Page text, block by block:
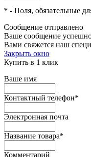
* - Поля, обязательные
Сообщение отправлено
Ваше сообщение
Вами свяжется наш
Закрыть окно
Купить в 1 клик
Ваше имя
Контактный телефон*
Электронная почта
Название товара*
Комментарий